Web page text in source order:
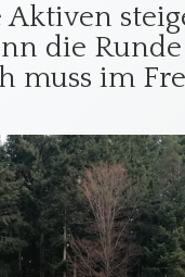
die
muss im